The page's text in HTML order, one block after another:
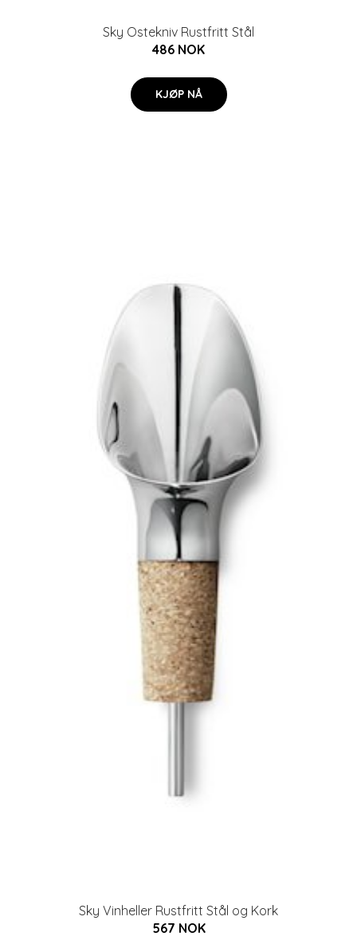
Sky Ostekniv Rustfritt Stål
486 NOK
KJØP NÅ
Sky Vinheller Rustfritt Stål og Kork
567 NOK